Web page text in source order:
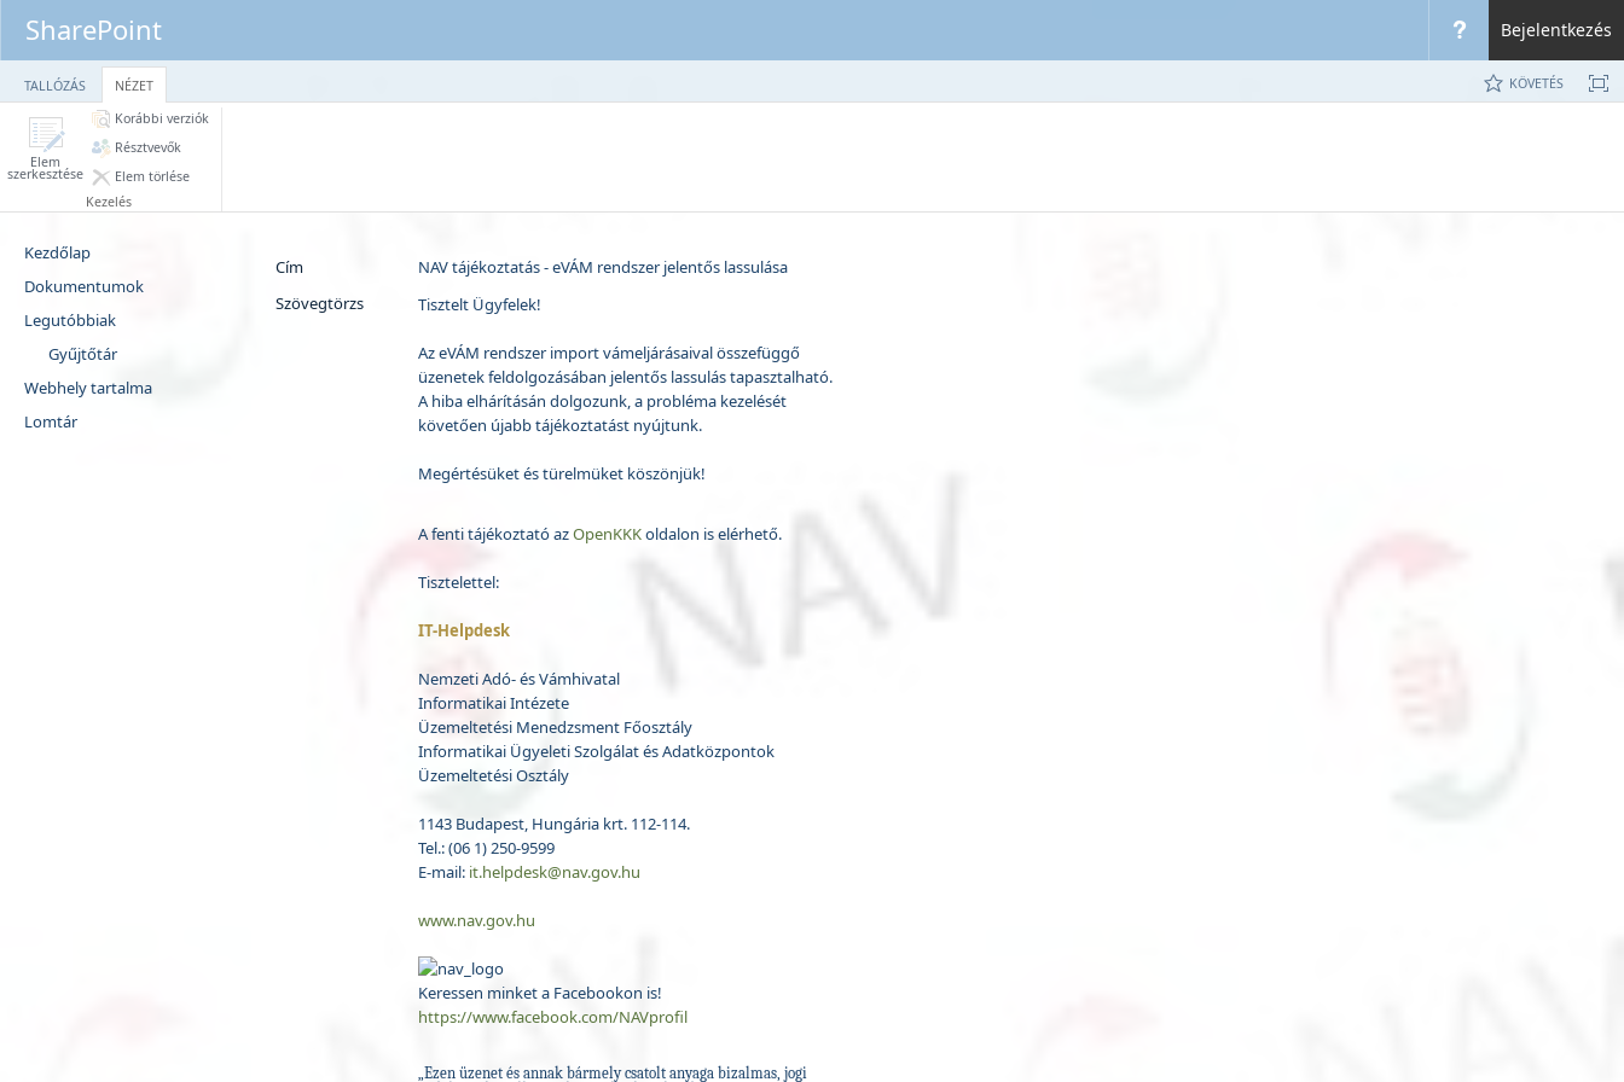
SharePoint Bejelentkezés
TALLÓZÁS NÉZET KÖVETÉS
Elem
szerkesztése
Korábbi verziók
Résztvevők
Elem törlése
Kezelés
Kezdőlap
Dokumentumok
Legutóbbiak
Gyűjtőtár
Webhely tartalma
Lomtár
Cím
NAV tájékoztatás - eVÁM rendszer jelentős lassulása
Szövegtörzs
Tisztelt Ügyfelek!
Az eVÁM rendszer import vámeljárásaival összefüggő
üzenetek feldolgozásában jelentős lassulás tapasztalható.
A hiba elhárításán dolgozunk, a probléma kezelését
követően újabb tájékoztatást nyújtunk.
Megértésüket és türelmüket köszönjük!
A fenti tájékoztató azOpenKKKoldalon is elérhető.
Tisztelettel:
IT-Helpdesk
Nemzeti Adó- és Vámhivatal
Informatikai Intézete
Üzemeltetési Menedzsment Főosztály
Informatikai Ügyeleti Szolgálat és Adatközpontok
Üzemeltetési Osztály
1143 Budapest, Hungária krt. 112-114.
Tel.: (06 1) 250-9599
E-mail: it.helpdesk@nav.gov.hu
www.nav.gov.hu
Keressen minket a Facebookon is!
https://www.facebook.com/NAVprofil
„Ezen üzenet és annak bármely csatolt anyaga bizalmas, jogi